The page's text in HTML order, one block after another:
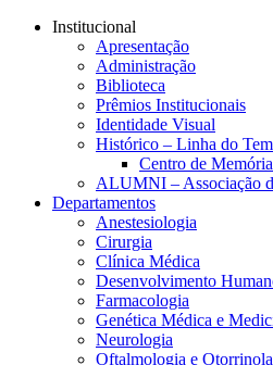
Conteúdo principal
Institucional
Apresentação
Administração
Biblioteca
Prêmios Institucionais
Identidade Visual
Histórico – Linha do
Centro de
ALUMNI – Associação
Departamentos
Anestesiologia
Cirurgia
Clínica Médica
Desenvolvimento
Farmacologia
Genética Médica e
Neurologia
Oftalmologia e